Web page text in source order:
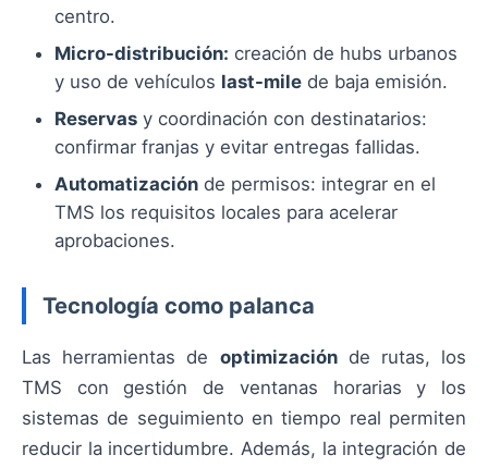
centro.
Micro-distribución: creación de hubs urbanos
y uso de vehículos last-mile de baja emisión.
Reservas y coordinación con destinatarios:
confirmar franjas y evitar entregas fallidas.
Automatización de permisos: integrar en el
TMS los requisitos locales para acelerar
aprobaciones.
Tecnología como palanca
Las herramientas de optimizaciónde rutas, los
TMS con gestión de ventanas horarias y los
sistemas de seguimiento en tiempo real permiten
reducir la incertidumbre. Además, la integración de